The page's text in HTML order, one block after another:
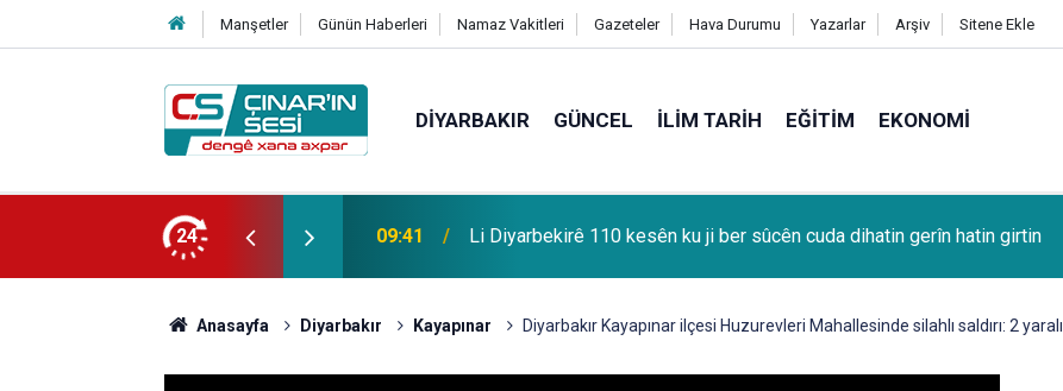
Manşetler Günün Haberleri Namaz Vakitleri Gazeteler Hava Durumu Yazarlar Arşiv Sitene Ekle
DIYARBAKIR GÜNCEL İLIM TARIH EĞITIM EKONOMI
24
sûcên cuda dihatin gerîn hatin girtin 09:36 Li Çiyayê Gabarê derxistina rojane ya neftê gihişt 83 hezar û 300 varîlan
Anasayfa Diyarbakır Kayapınar Diyarbakır Kayapınar ilçesi Huzurevleri Mahallesinde silahlı saldırı: 2 yaralı